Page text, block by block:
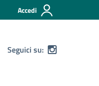
Accedi
Seguici su: